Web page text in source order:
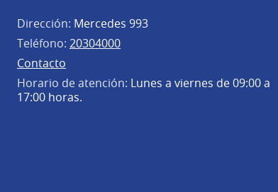
Dirección: Mercedes 993
Teléfono: 20304000
Contacto
Horario de atención: Lunes a viernes de 09:00 a
17:00 horas.